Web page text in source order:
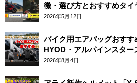
徴・選び方とおすすめタイ
2026年5月12日
バイク用エアバッグおすす
HYOD・アルパインスタ
2026年8月4日